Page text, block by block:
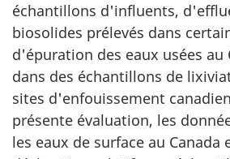
échantillons d'influents,
biosolides prélevés dans
d'épuration des eaux usées au
dans des échantillons de
sites d'enfouissement
présente évaluation, les
les eaux de surface au Canada